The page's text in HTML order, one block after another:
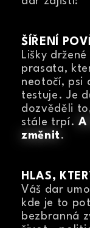
ŠÍŘENÍ
Lišky
prasata,
neotočí, psi
testuje. Je
dozvěděli
stále trpí.A
změnit.
HLAS,
Váš dar
kde je to
bezbranná